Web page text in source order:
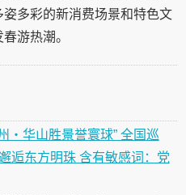
多彩的新消费场景和特色文
游热潮。
・华山胜景誉寰球” 全国巡
逅东方明珠 含有敏感词：党